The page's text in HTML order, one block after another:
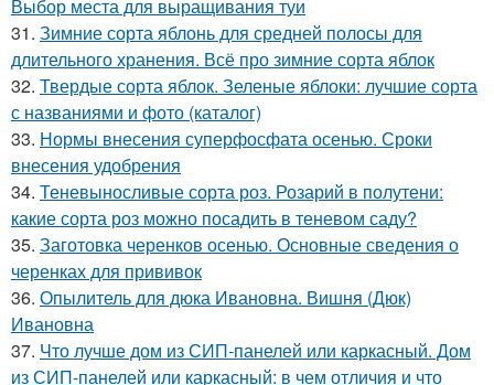
Выбор места для выращивания туи
31. Зимние сорта яблонь для средней полосы для
длительного хранения. Всё про зимние сорта яблок
32. Твердые сорта яблок. Зеленые яблоки: лучшие сорта
с названиями и фото (каталог)
33. Нормы внесения суперфосфата осенью. Сроки
внесения удобрения
34. Теневыносливые сорта роз. Розарий в полутени:
какие сорта роз можно посадить в теневом саду?
35. Заготовка черенков осенью. Основные сведения о
черенках для прививок
36. Опылитель для дюка Ивановна. Вишня (Дюк)
Ивановна
37. Что лучше дом из СИП-панелей или каркасный. Дом
из СИП-панелей или каркасный: в чем отличия и что